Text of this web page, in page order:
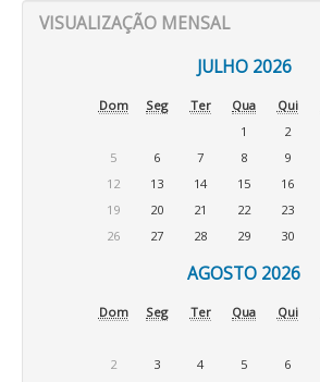
VISUALIZAÇÃO MENSAL
JULHO 2026
Dom Seg Ter Qua Qui
1
2
5
6 7 8 9
12
13 14 15 16
19
20 21 22 23
26
27 28 29 30
AGOSTO 2026
Dom Seg Ter Qua Qui
2
3 4 5 6